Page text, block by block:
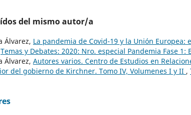
del mismo autor/a
Álvarez, La pandemia de Covid-19 y la Unión Europea:
Temas y Debates: 2020: Nro. especial Pandemia Fase
Álvarez, Autores varios. Centro de Estudios en
del gobierno de Kirchner. Tomo IV, Volumenes I y II ,